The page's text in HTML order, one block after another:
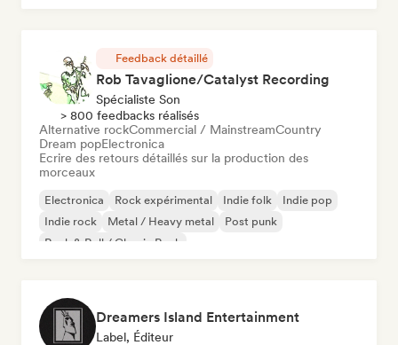
Feedback détaillé
Rob Tavaglione/Catalyst Recording
Spécialiste Son
> 800 feedbacks réalisés
Alternative rockCommercial / MainstreamCountry
Dream popElectronica
Ecrire des retours détaillés sur la production des
morceaux
Electronica Rock expérimental Indie folk
Indie pop
Indie rock
Metal / Heavy metal
Post punk
Rock & Roll / Classic Rock
Dreamers Island Entertainment
Label, Éditeur